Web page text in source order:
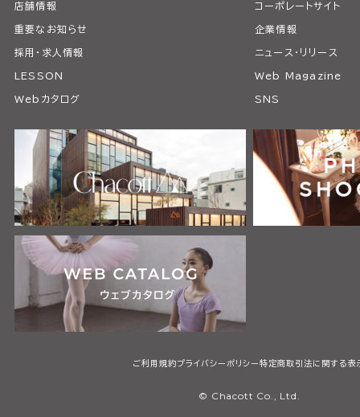
店舗情報 コーポレートサイト
重要なお知らせ 企業情報
採用・求人情報 ニュース・リリース
LESSON Web Magazine
Webカタログ SNS
ご利用規約プライバシーポリシー特定商取引法に関する表
© Chacott Co., Ltd.